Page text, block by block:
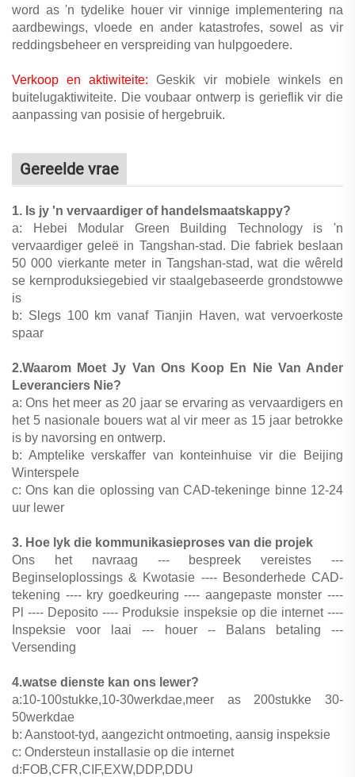
word as 'n tydelike houer vir vinnige implementering na
aardbewings, vloede en ander katastrofes, sowel as vir
reddingsbeheer en verspreiding van hulpgoedere.
Verkoop en aktiwiteite:Geskik vir mobiele winkels en
buitelugaktiwiteite. Die voubaar ontwerp is gerieflik vir die
aanpassing van posisie of hergebruik.
Gereelde vrae
1. Is jy 'n vervaardiger of handelsmaatskappy?
a: Hebei Modular Green Building Technology is 'n
vervaardiger geleë in Tangshan-stad. Die fabriek beslaan
50 000 vierkante meter in Tangshan-stad, wat die wêreld
se kernproduksiegebied vir staalgebaseerde grondstowwe
is
b: Slegs 100 km vanaf Tianjin Haven, wat vervoerkoste
spaar
2.Waarom Moet Jy Van Ons Koop En Nie Van Ander
Leveranciers Nie?
a: Ons het meer as 20 jaar se ervaring as vervaardigers en
het 5 nasionale bouers wat al vir meer as 15 jaar betrokke
is by navorsing en ontwerp.
b: Amptelike verskaffer van konteinhuise vir die Beijing
Winterspele
c: Ons kan die oplossing van CAD-tekeninge binne 12-24
uur lewer
3. Hoe lyk die kommunikasieproses van die projek
Ons het navraag --- bespreek vereistes ---
Beginseloplossings & Kwotasie ---- Besonderhede CAD-
tekening ---- kry goedkeuring ---- aangepaste monster ----
Pl ---- Deposito ---- Produksie inspeksie op die internet ----
Inspeksie voor laai --- houer -- Balans betaling ---
Versending
4.watse dienste kan ons lewer?
a:10-100stukke,10-30werkdae,meer as 200stukke 30-
50werkdae
b: Aanstoot-tyd, aangezicht ontmoeting, aansig inspeksie
c: Ondersteun installasie op die internet
d:FOB,CFR,CIF,EXW,DDP,DDU